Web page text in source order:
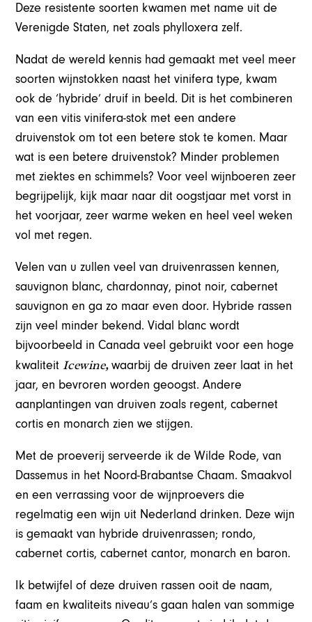
Deze resistente soorten kwamen met name uit de
Verenigde Staten, net zoals phylloxera zelf.
Nadat de wereld kennis had gemaakt met veel meer
soorten wijnstokken naast het vinifera type, kwam
ook de ‘hybride’ druif in beeld. Dit is het combineren
van een vitis vinifera-stok met een andere
druivenstok om tot een betere stok te komen. Maar
wat is een betere druivenstok? Minder problemen
met ziektes en schimmels? Voor veel wijnboeren zeer
begrijpelijk, kijk maar naar dit oogstjaar met vorst in
het voorjaar, zeer warme weken en heel veel weken
vol met regen.
Velen van u zullen veel van druivenrassen kennen,
sauvignon blanc, chardonnay, pinot noir, cabernet
sauvignon en ga zo maar even door. Hybride rassen
zijn veel minder bekend. Vidal blanc wordt
bijvoorbeeld in Canada veel gebruikt voor een hoge
kwaliteitIcewine,waarbij de druiven zeer laat in het
jaar, en bevroren worden geoogst. Andere
aanplantingen van druiven zoals regent, cabernet
cortis en monarch zien we stijgen.
Met de proeverij serveerde ik de Wilde Rode, van
Dassemus in het Noord-Brabantse Chaam. Smaakvol
en een verrassing voor de wijnproevers die
regelmatig een wijn uit Nederland drinken. Deze wijn
is gemaakt van hybride druivenrassen; rondo,
cabernet cortis, cabernet cantor, monarch en baron.
Ik betwijfel of deze druiven rassen ooit de naam,
faam en kwaliteits niveau’s gaan halen van sommige